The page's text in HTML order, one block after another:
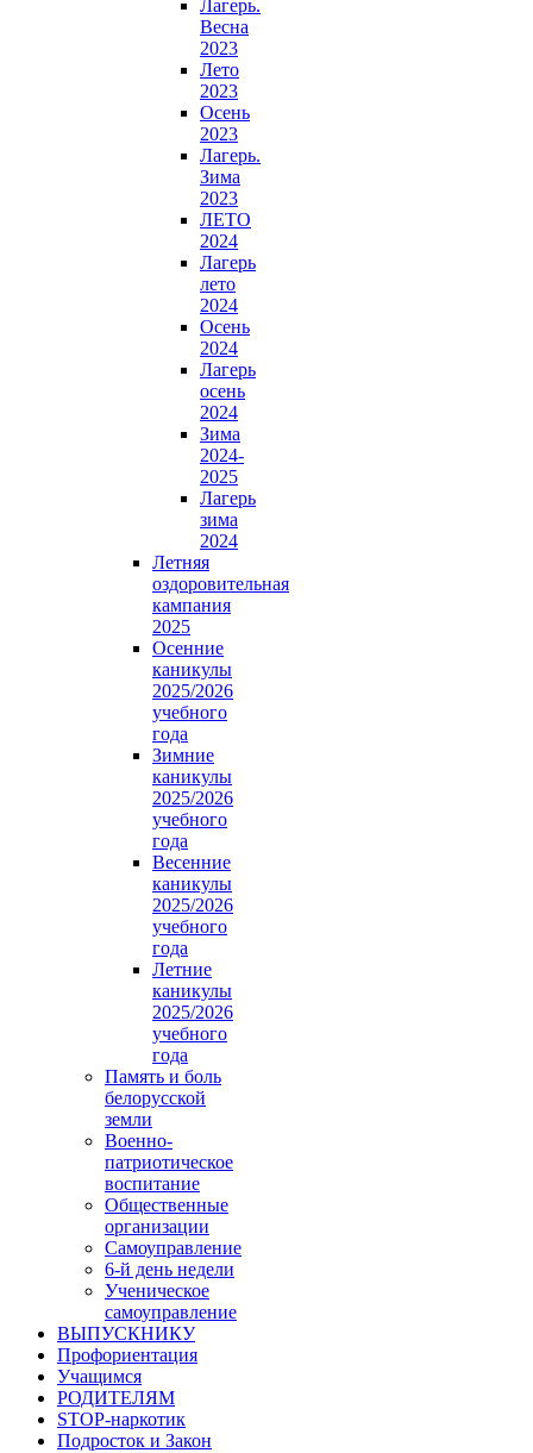
Лагерь.
Весна
2023
Лето
2023
Осень
2023
Лагерь.
Зима
2023
ЛЕТО
2024
Лагерь
лето
2024
Осень
2024
Лагерь
осень
2024
Зима
2024-
2025
Лагерь
зима
2024
Летняя
оздоровительная
кампания
2025
Осенние
каникулы
2025/2026
учебного
года
Зимние
каникулы
2025/2026
учебного
года
Весенние
каникулы
2025/2026
учебного
года
Летние
каникулы
2025/2026
учебного
года
Память и боль
белорусской
земли
Военно-
патриотическое
воспитание
Общественные
организации
Самоуправление
6-й день недели
Ученическое
самоуправление
ВЫПУСКНИКУ
Профориентация
Учащимся
РОДИТЕЛЯМ
STOP-наркотик
Подросток и Закон